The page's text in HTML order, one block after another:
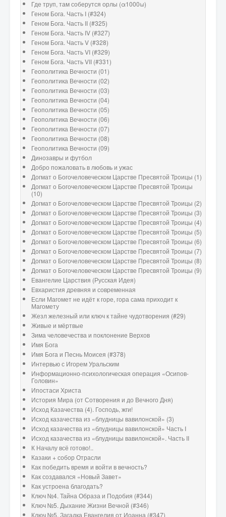
Где труп, там соберутся орлы (α1000ω)
Геном Бога. Часть I (#324)
Геном Бога. Часть II (#325)
Геном Бога. Часть IV (#327)
Геном Бога. Часть V (#328)
Геном Бога. Часть VI (#329)
Геном Бога. Часть VII (#331)
Геополитика Вечности (01)
Геополитика Вечности (02)
Геополитика Вечности (03)
Геополитика Вечности (04)
Геополитика Вечности (05)
Геополитика Вечности (06)
Геополитика Вечности (07)
Геополитика Вечности (08)
Геополитика Вечности (09)
Динозавры и футбол
Добро пожаловать в любовь и ужас
Догмат о Богочеловеческом Царстве Пресвятой Троицы (1)
Догмат о Богочеловеческом Царстве Пресвятой Троицы
(10)
Догмат о Богочеловеческом Царстве Пресвятой Троицы (2)
Догмат о Богочеловеческом Царстве Пресвятой Троицы (3)
Догмат о Богочеловеческом Царстве Пресвятой Троицы (4)
Догмат о Богочеловеческом Царстве Пресвятой Троицы (5)
Догмат о Богочеловеческом Царстве Пресвятой Троицы (6)
Догмат о Богочеловеческом Царстве Пресвятой Троицы (7)
Догмат о Богочеловеческом Царстве Пресвятой Троицы (8)
Догмат о Богочеловеческом Царстве Пресвятой Троицы (9)
Евангелие Царствия (Русская Идея)
Евхаристия древняя и современная
Если Магомет не идёт к горе, гора сама приходит к
Магомету
Жезл железный или ключ к тайне чудотворения (#29)
Живые и мёртвые
Зима человечества и поклонение Верхов
Имя Бога
Имя Бога и Песнь Моисея (#378)
Интервью с Игорем Уральским
Информационно-психологическая операция «Осипов-
Головин»
Ипостаси Христа
История Мира (от Сотворения и до Вечного Дня)
Исход Казачества (4). Господь, жги!
Исход казачества из «блудницы вавилонской» (3)
Исход казачества из «блудницы вавилонской» Часть I
Исход казачества из «блудницы вавилонской». Часть II
К Началу всё готово!..
Казаки + собор Отрасли
Как победить время и войти в вечность?
Как создавался «Новый Завет»
Как устроена благодать?
Ключ №4. Тайна Образа и Подобия (#344)
Ключ №5. Дыхание Жизни Вечной (#346)
Ключ №5. Загадка Евангелия от Иоанна (#347)